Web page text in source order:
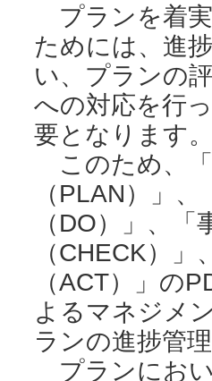
プランを着実
ためには、進
い、プランの
への対応を行
要となります。
このため、
（PLAN）」
（DO）」、
（CHECK）
（ACT）」の
よるマネジメ
ランの進捗管
プランにお